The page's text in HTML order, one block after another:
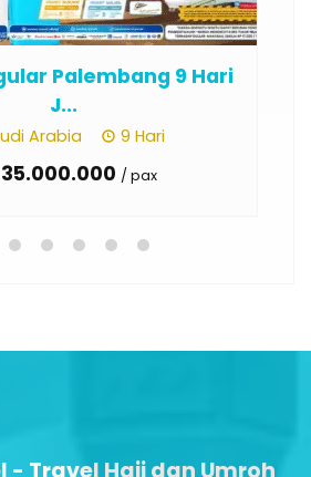
Palembang 9 Hari
J...
Arabia 9 Hari
35.000.000 / pax
- Travel Haji dan Umroh